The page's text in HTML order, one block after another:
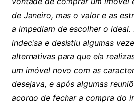
de Janeiro, mas o valor e as
a impediam de escolher o ideal.
indecisa e desistiu algumas
alternativas para que ela
um imóvel novo com as
desejava, e após algumas
acordo de fechar a compra do